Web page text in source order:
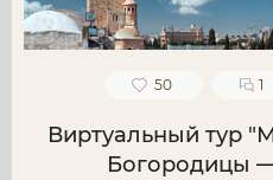
50 1
Виртуальный тур
Богородицы